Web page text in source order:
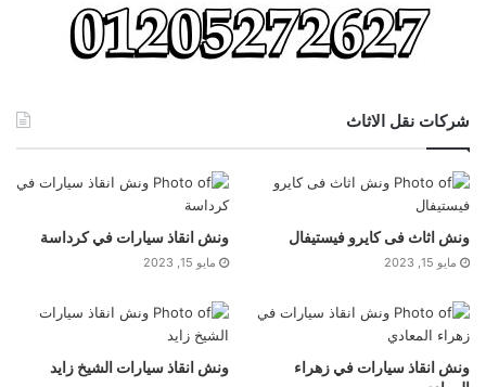
شركات نقل الاثاث
ونش اثاث فى كايرو فيستيفال
مايو 15, 2023
ونش انقاذ سيارات في كرداسة
مايو 15, 2023
ونش انقاذ سيارات في زهراء
ونش انقاذ سيارات الشيخ زايد